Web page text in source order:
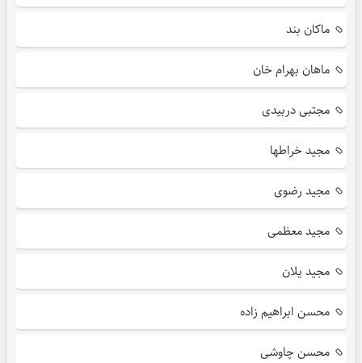
ماکان بند
ماهان بهرام خان
مجتبی دربیدی
مجید خراطها
مجید رضوی
مجید معظمی
مجید یلان
محسن ابراهیم زاده
محسن چاوشی